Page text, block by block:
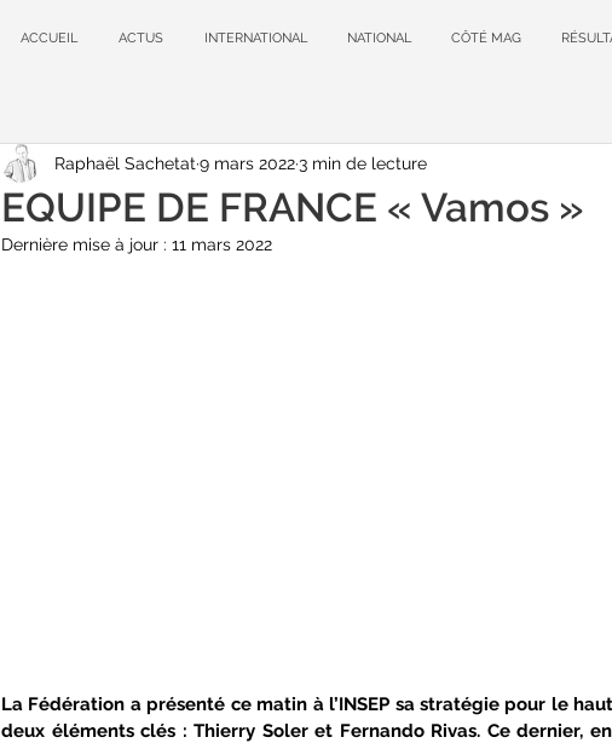
ACCUEIL ACTUS INTERNATIONAL NATIONAL CÔTÉ MAG
EQUIPE DE FRANCE « Vamos »
Raphaël Sachetat 9 mars 20223 min de lecture
Dernière mise à jour : 11 mars 2022
La Fédération a présenté ce matin à l’INSEP sa stratégie pour le
deux éléments clés : Thierry Soler et Fernando Rivas. Ce dernier,